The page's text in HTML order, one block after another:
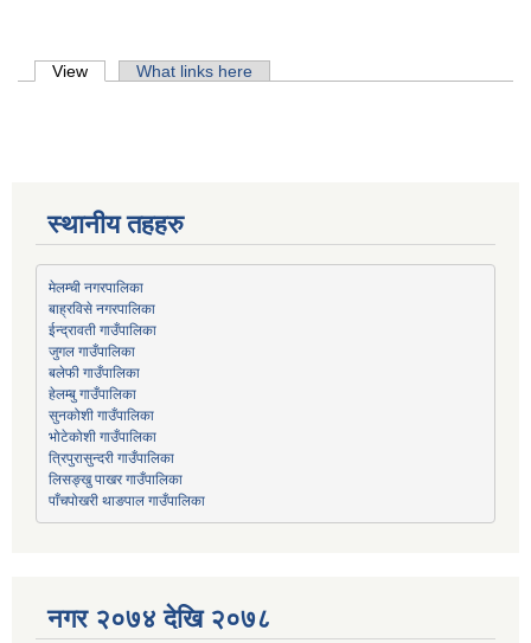
Primary tabs
View (active tab)What links here
स्थानीय तहहरु
मेलम्ची नगरपालिका
बाह्रविसे नगरपालिका
ईन्द्रावती गाउँपालिका
जुगल गाउँपालिका
बलेफी गाउँपालिका
हेलम्बु गाउँपालिका
सुनकोशी गाउँपालिका
भोटेकोशी गाउँपालिका
त्रिपुरासुन्दरी गाउँपालिका
लिसङ्खु पाखर गाउँपालिका
पाँचपोखरी थाङपाल गाउँपालिका
नगर २०७४ देखि २०७८